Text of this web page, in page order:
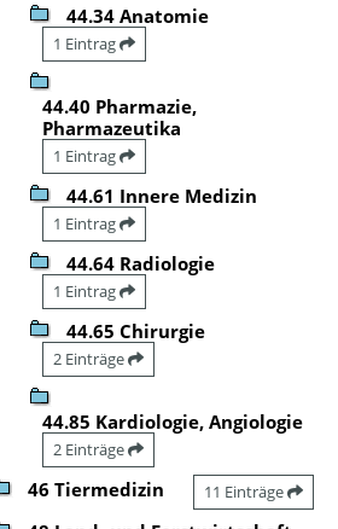
44.34 Anatomie
1 Eintrag
44.40 Pharmazie,
Pharmazeutika
1 Eintrag
44.61 Innere Medizin
1 Eintrag
44.64 Radiologie
1 Eintrag
44.65 Chirurgie
2 Einträge
44.85 Kardiologie, Angiologie
2 Einträge
46 Tiermedizin 11 Einträge